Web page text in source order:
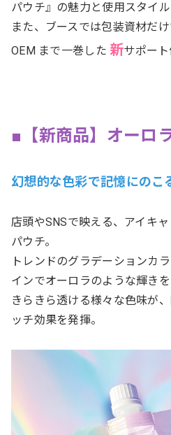
パウチ』の魅力と使用スタイル
また、ブースでは包装資材だ
OEM まで一巻した 新サポート
■【新商品】オーロ
幻想的な色彩で記憶にのこ
店頭やSNSで映える、アイキ
パウチ。
トレンドのグラデーションカ
インでオーロラのような輝きを
きらきら透ける様々な色味が
ッチ効果を発揮。